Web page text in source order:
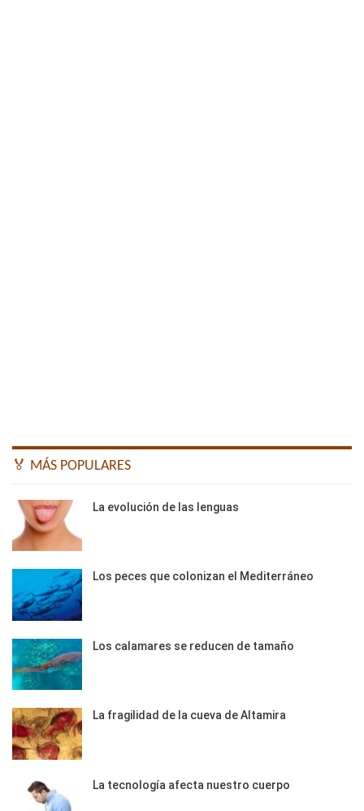
🏅 MÁS POPULARES
La evolución de las lenguas
Los peces que colonizan el Mediterráneo
Los calamares se reducen de tamaño
La fragilidad de la cueva de Altamira
La tecnología afecta nuestro cuerpo